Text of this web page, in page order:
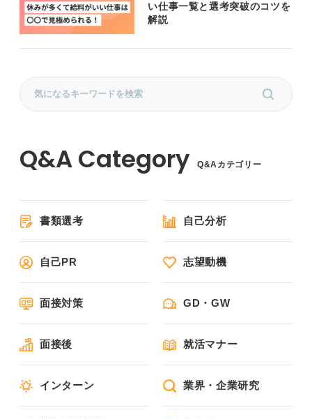
い仕事一覧と選考突破のコツを
解説
Q&Aカテゴリー
書類選考 自己分析
自己PR 志望動機
面接対策 GD・GW
面接後 就活マナー
インターン 業界・企業研究